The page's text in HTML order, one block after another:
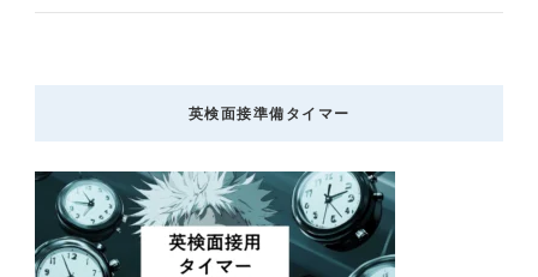
英検面接準備タイマー